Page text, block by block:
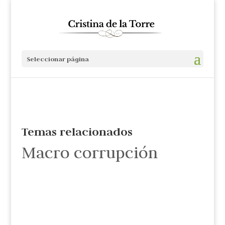
Seleccionar página
Temas relacionados
Macro corrupción